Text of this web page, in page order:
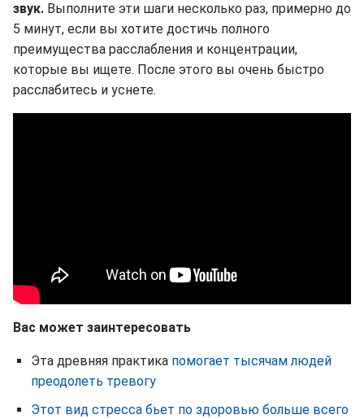
звук. Выполните эти шаги несколько раз, примерно до
5 минут, если вы хотите достичь полного
преимущества расслабления и концентрации,
которые вы ищете. После этого вы очень быстро
расслабитесь и уснете.
Вас может заинтересовать
Эта древняя практика помогает тысячам людей
преодолеть тревогу
Этот вид стресса бьет по здоровью больше всего